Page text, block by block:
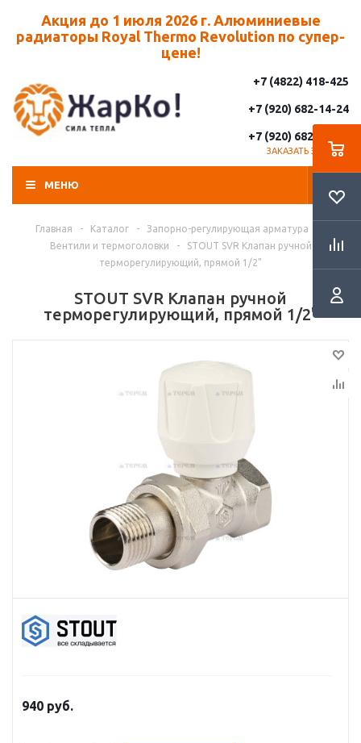
Акция до 1 июля 2026 г. Алюминиевые
радиаторы Royal Thermo Revolution по супер-
цене!
+7 (4822) 418-425
+7 (920) 682-14-24
+7 (920) 682-14-25
ЗАКАЗАТЬ ЗВОНОК
МЕНЮ
Главная - Каталог - Запорно-регулирующая арматура
Вентили и термоголовки
-
STOUT SVR Клапан ручной
терморегулирующий, прямой 1/2"
STOUT SVR Клапан ручной
терморегулирующий, прямой 1/2"
940 руб.